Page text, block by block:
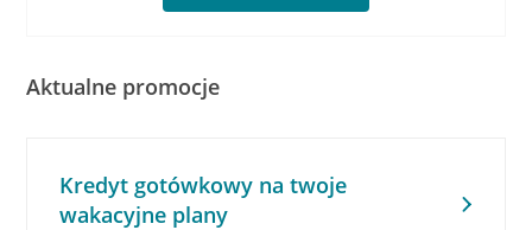
Aktualne promocje
Kredyt gotówkowy na twoje
wakacyjne plany